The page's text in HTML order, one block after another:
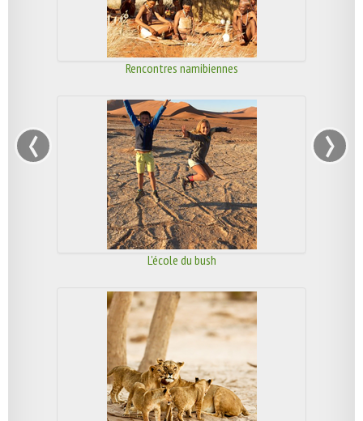
Rencontres namibiennes
L'école du bush
‹ ›